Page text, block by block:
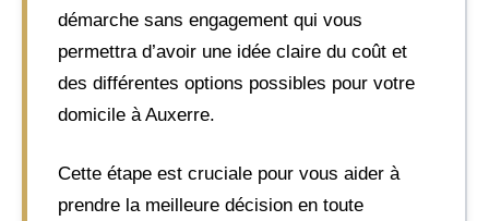
démarche sans engagement qui vous
permettra d’avoir une idée claire du coût et
des différentes options possibles pour votre
domicile à Auxerre.
Cette étape est cruciale pour vous aider à
prendre la meilleure décision en toute